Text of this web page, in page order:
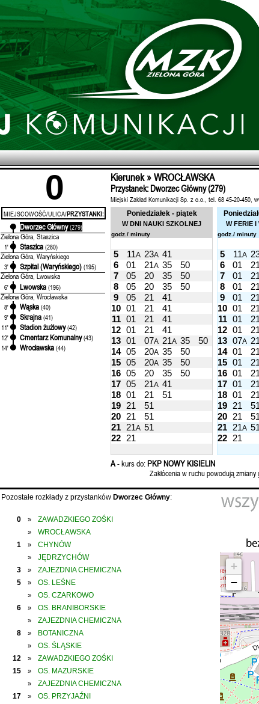
0 Kierunek » WROCŁAWSKA
Przystanek: Dworzec Główny (279)
Miejski Zakład Komunikacji Sp. z o.o., tel. 68 45-20-450,
MIEJSCOWOŚĆ/ULICA/PRZYSTANKI:
Dworzec Główny (279)
Zielona Góra, Staszica
1' Staszica (280)
Zielona Góra, Waryńskiego
3' Szpital (Waryńskiego) (195)
Zielona Góra, Lwowska
6' Lwowska (196)
Zielona Góra, Wrocławska
8' Wąska (40)
9'
Skrajna (41)
11'
Stadion żużlowy (42)
12'
Cmentarz Komunalny (43)
14'
Wrocławska (44)
Poniedziałek - piątek
W DNI NAUKI SZKOLNEJ W FERIE I
godz./ minuty godz./ minuty
5 11A 23A 41 5 11A
6 01 21A 35 50 6 01 21
7
05 20 35 50 7 01 21
8
05 20 35 50 8 01 21
9
05 21 41 9 01 21
10 01 21 41 10 01 21
11 01 21 41 11 01 21
12 01 21 41 12 01 21
13 01 07A 21A 35 50 13 07A 21
14 05 20A 35 50 14 01 21
15 05 20A 35 50 15 01 21
16 05 20 35 50 16 01 21
17 05 21A 41 17 01 21
18 01 21 51 18 01 21
19 21 51 19 21 51
20 21 51 20 21 51
21 21A 51 21 21A 51
22 21 22 21
A- kurs do:PKP NOWY KISIELIN
Zakłócenia w ruchu powodują
Pozostałe rozkłady z przystanków Dworzec Główny:
0 » ZAWADZKIEGO ZOŚKI
»
WROCŁAWSKA
1
» CHYNÓW
»
JĘDRZYCHÓW
3
»
ZAJEZDNIA CHEMICZNA
5
» OS. LEŚNE
»
OS. CZARKOWO
6
» OS. BRANIBORSKIE
»
ZAJEZDNIA CHEMICZNA
8
» BOTANICZNA
»
OS. ŚLĄSKIE
12
»
ZAWADZKIEGO ZOŚKI
15
» OS. MAZURSKIE
»
ZAJEZDNIA CHEMICZNA
17
»
OS. PRZYJAŹNI
+
−